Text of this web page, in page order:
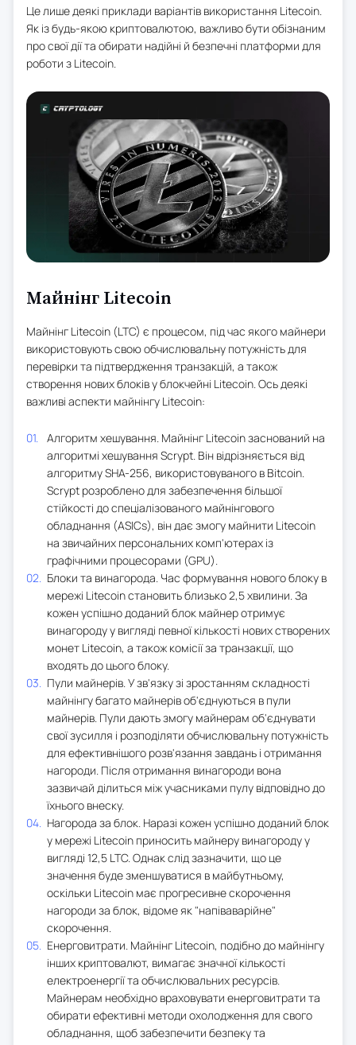
Це лише деякі приклади варіантів використання Litecoin.
Як із будь-якою криптовалютою, важливо бути обізнаним
про свої дії та обирати надійні й безпечні платформи для
роботи з Litecoin.
Майнінг Litecoin
Майнінг Litecoin (LTC) є процесом, під час якого майнери
використовують свою обчислювальну потужність для
перевірки та підтвердження транзакцій, а також
створення нових блоків у блокчейні Litecoin. Ось деякі
важливі аспекти майнінгу Litecoin:
Алгоритм хешування. Майнінг Litecoin заснований на
алгоритмі хешування Scrypt. Він відрізняється від
алгоритму SHA-256, використовуваного в Bitcoin.
Scrypt розроблено для забезпечення більшої
стійкості до спеціалізованого майнінгового
обладнання (ASICs), він дає змогу майнити Litecoin
на звичайних персональних комп'ютерах із
графічними процесорами (GPU).
Блоки та винагорода. Час формування нового блоку в
мережі Litecoin становить близько 2,5 хвилини. За
кожен успішно доданий блок майнер отримує
винагороду у вигляді певної кількості нових створених
монет Litecoin, а також комісії за транзакції, що
входять до цього блоку.
Пули майнерів. У зв'язку зі зростанням складності
майнінгу багато майнерів об'єднуються в пули
майнерів. Пули дають змогу майнерам об'єднувати
свої зусилля і розподіляти обчислювальну потужність
для ефективнішого розв'язання завдань і отримання
нагороди. Після отримання винагороди вона
зазвичай ділиться між учасниками пулу відповідно до
їхнього внеску.
Нагорода за блок. Наразі кожен успішно доданий блок
у мережі Litecoin приносить майнеру винагороду у
вигляді 12,5 LTC. Однак слід зазначити, що це
значення буде зменшуватися в майбутньому,
оскільки Litecoin має прогресивне скорочення
нагороди за блок, відоме як "напіваварійне"
скорочення.
Енерговитрати. Майнінг Litecoin, подібно до майнінгу
інших криптовалют, вимагає значної кількості
електроенергії та обчислювальних ресурсів.
Майнерам необхідно враховувати енерговитрати та
обирати ефективні методи охолодження для свого
обладнання, щоб забезпечити безпеку та